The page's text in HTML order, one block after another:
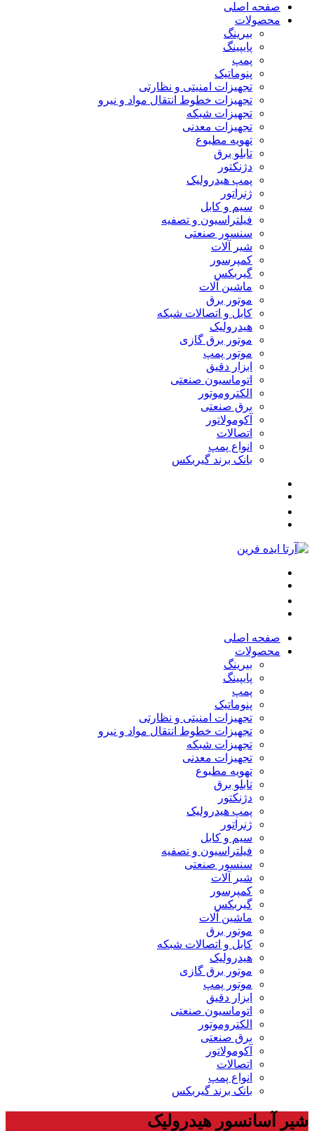
صفحه اصلی
محصولات
بیرینگ
پایپینگ
پمپ
پنوماتیک
تجهیزات امنیتی و نظارتی
تجهیزات خطوط انتقال مواد و نیرو
تجهیزات شبکه
تجهیزات معدنی
تهویه مطبوع
تابلو برق
دژنکتور
پمپ هیدرولیک
ژنراتور
سیم و کابل
فیلتراسیون و تصفیه
سنسور صنعتی
شیر آلات
کمپرسور
گیربکس
ماشین آلات
موتور برق
کابل و اتصالات شبکه
هیدرولیک
موتور برق گازی
موتور پمپ
ابزار دقیق
اتوماسیون صنعتی
الکتروموتور
برق صنعتی
آکومولاتور
اتصالات
انواع پمپ
بانک برند گیربکس
صفحه اصلی
محصولات
بیرینگ
پایپینگ
پمپ
پنوماتیک
تجهیزات امنیتی و نظارتی
تجهیزات خطوط انتقال مواد و نیرو
تجهیزات شبکه
تجهیزات معدنی
تهویه مطبوع
تابلو برق
دژنکتور
پمپ هیدرولیک
ژنراتور
سیم و کابل
فیلتراسیون و تصفیه
سنسور صنعتی
شیر آلات
کمپرسور
گیربکس
ماشین آلات
موتور برق
کابل و اتصالات شبکه
هیدرولیک
موتور برق گازی
موتور پمپ
ابزار دقیق
اتوماسیون صنعتی
الکتروموتور
برق صنعتی
آکومولاتور
اتصالات
انواع پمپ
بانک برند گیربکس
شیر آسانسور هیدرولیک